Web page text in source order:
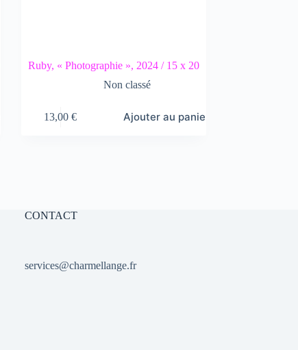
Ruby, « Photographie », 2024 / 15 x 20
Non classé
13,00€ Ajouter au panier
CONTACT
services@charmellange.fr